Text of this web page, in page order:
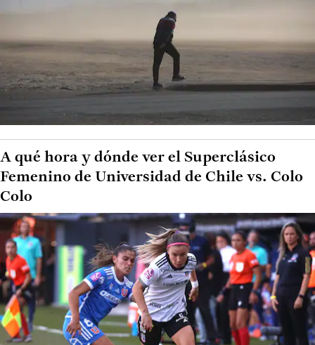
A qué hora y dónde ver el Superclásico
Femenino de Universidad de Chile vs. Colo
Colo